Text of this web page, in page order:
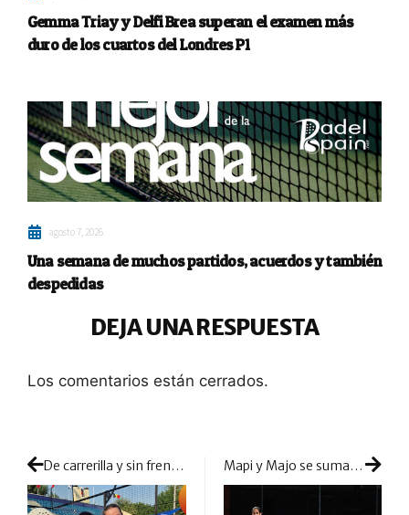
Gemma Triay y Delfi Brea superan el examen más
duro de los cuartos del Londres P1
agosto 7, 2026
Una semana de muchos partidos, acuerdos y también
despedidas
DEJA UNA RESPUESTA
Los comentarios están cerrados.
De carrerilla y sin freno hasta las semifinales: los equipos españoles mantienen su ritmo demoledor en el Mundial Mapi y Majo se suman in extremis a la ola de favoritas y acceden a cuartos